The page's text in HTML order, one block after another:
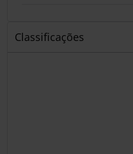
Classificações